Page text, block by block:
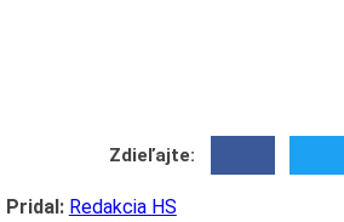
Zdieľajte:
Pridal: Redakcia HS